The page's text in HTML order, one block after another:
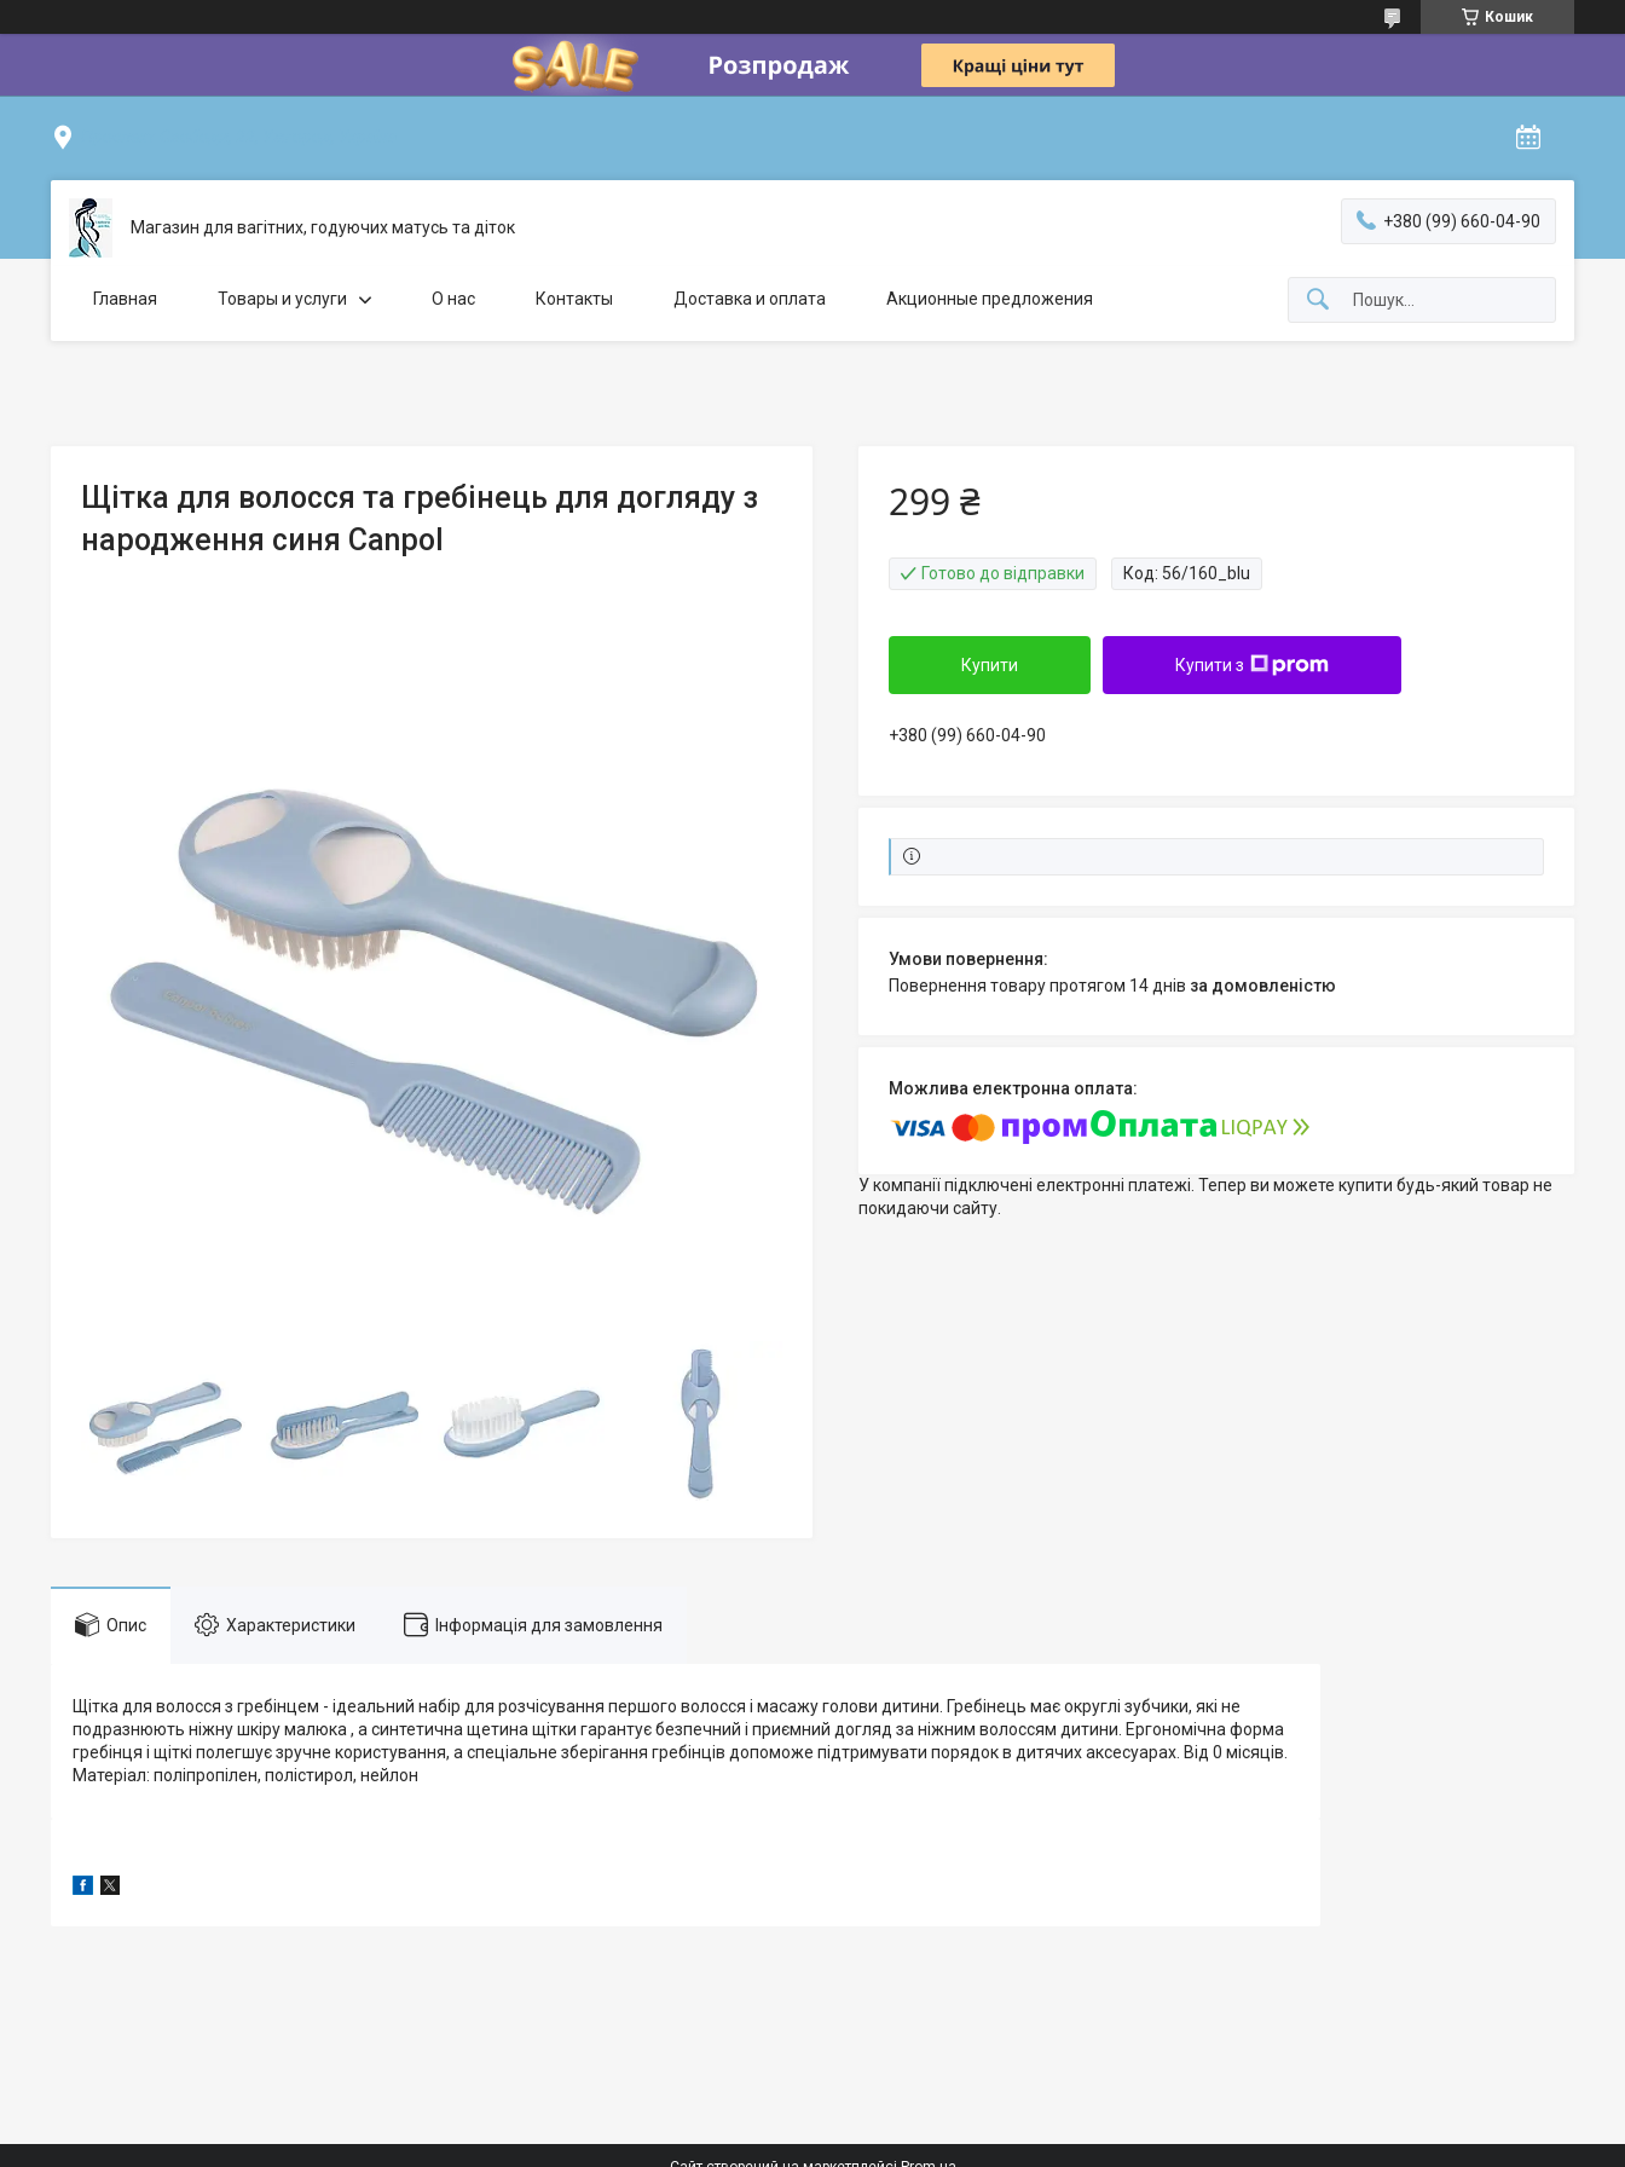
Кошик
Магазин для вагітних, годуючих матусь та діток +380 (99) 660-04-90
Главная Товары и услуги О нас Контакты Доставка и оплата Акционные предложения
Щітка для волосся та гребінець для догляду з
народження синя Canpol
299 ₴
Готово до відправки Код: 56/160_blu
Купити Купити з
+380 (99) 660-04-90
повернення товару протягом 14 днів за домовленістю
У компанії підключені електронні платежі. Тепер ви можете купити будь-який товар не
покидаючи сайту.
Опис Характеристики Інформація для замовлення
Щітка для волосся з гребінцем - ідеальний набір для розчісування першого волосся і масажу голови дитини. Гребінець має округлі зубчики, які не
подразнюють ніжну шкіру малюка , а синтетична щетина щітки гарантує безпечний і приємний догляд за ніжним волоссям дитини. Ергономічна форма
гребінця і щіткі полегшує зручне користування, а спеціальне зберігання гребінців допоможе підтримувати порядок в дитячих аксесуарах. Від 0 місяців.
Матеріал: поліпропілен, полістирол, нейлон